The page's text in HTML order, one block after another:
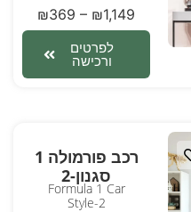
₪369 – ₪1,149
לפרטים
ורכישה
רכב פורמולה 1
סגנון-2
Formula 1 Car
Style-2